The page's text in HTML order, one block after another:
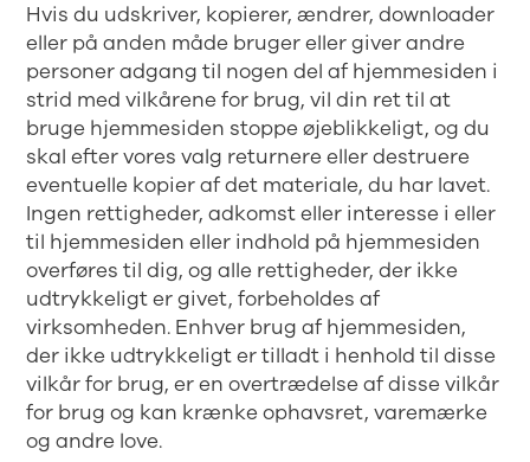
Hvis du udskriver, kopierer, ændrer, downloader
eller på anden måde bruger eller giver andre
personer adgang til nogen del af hjemmesiden i
strid med vilkårene for brug, vil din ret til at
bruge hjemmesiden stoppe øjeblikkeligt, og du
skal efter vores valg returnere eller destruere
eventuelle kopier af det materiale, du har lavet.
Ingen rettigheder, adkomst eller interesse i eller
til hjemmesiden eller indhold på hjemmesiden
overføres til dig, og alle rettigheder, der ikke
udtrykkeligt er givet, forbeholdes af
virksomheden. Enhver brug af hjemmesiden,
der ikke udtrykkeligt er tilladt i henhold til disse
vilkår for brug, er en overtrædelse af disse vilkår
for brug og kan krænke ophavsret, varemærke
og andre love.